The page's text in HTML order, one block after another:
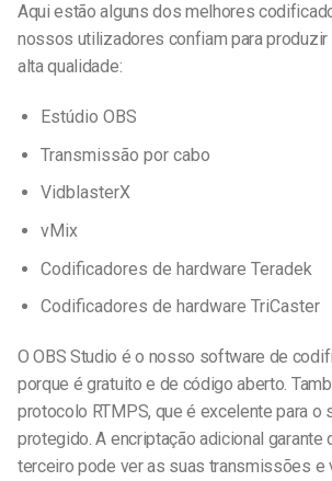
Aqui estão alguns dos melhores
nossos utilizadores confiam para
alta qualidade:
Estúdio OBS
Transmissão por cabo
VidblasterX
vMix
Codificadores de hardware Teradek
Codificadores de hardware TriCaster
O OBS Studio é o nosso software de
porque é gratuito e de código aberto.
protocolo RTMPS, que é excelente para o
protegido. A encriptação adicional garante
terceiro pode ver as suas transmissões e